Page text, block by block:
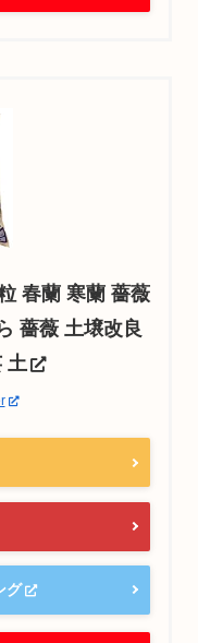
春蘭 寒蘭 薔薇
薔薇 土壌改良
土
グ